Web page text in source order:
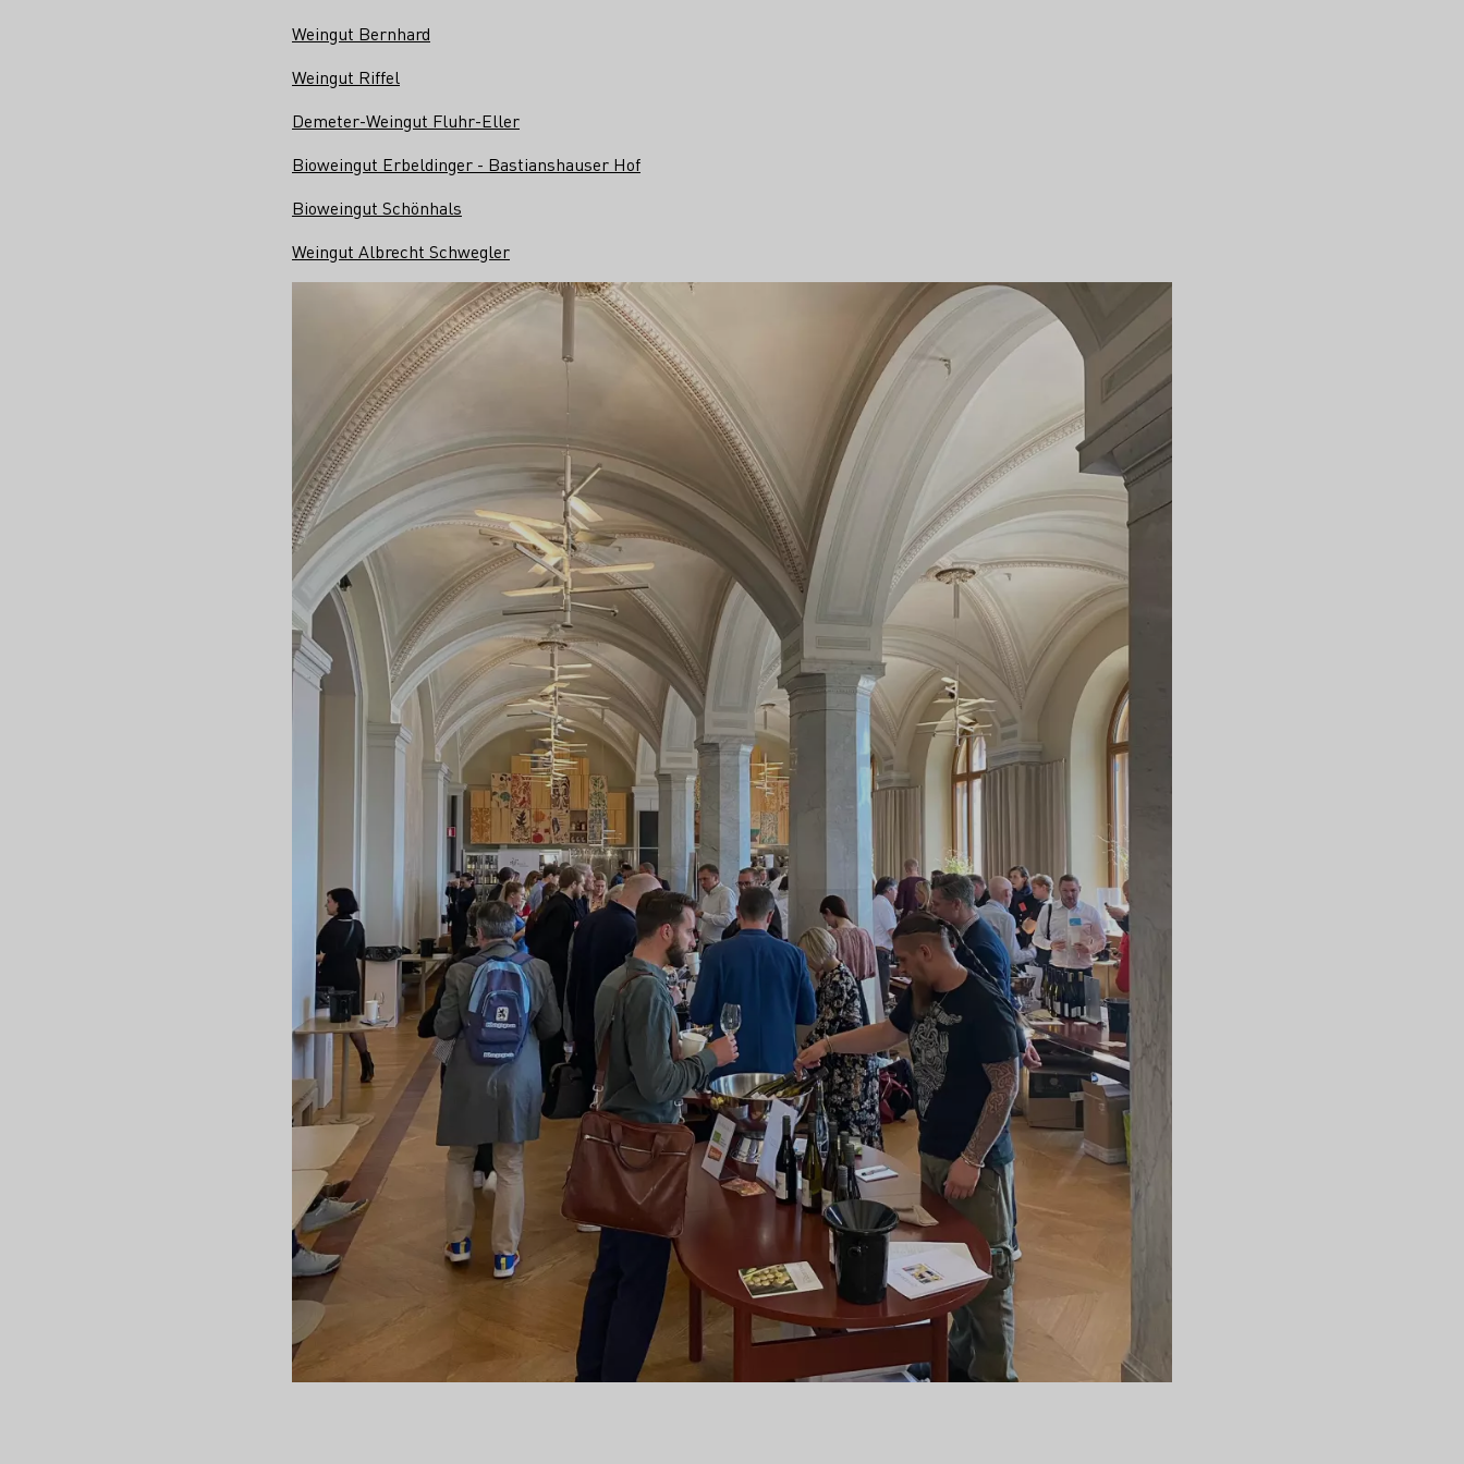
Weingut Bernhard
Weingut Riffel
Demeter-Weingut Fluhr-Eller
Bioweingut Erbeldinger - Bastianshauser Hof
Bioweingut Schönhals
Weingut Albrecht Schwegler